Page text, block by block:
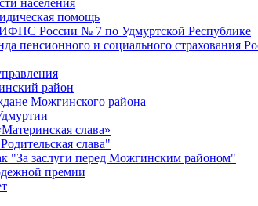
помощь
России № 7 по Удмуртской Республике
пенсионного и социального страхования
район
Можгинского района
слава»
слава"
"За заслуги перед Можгинским районом"
премии